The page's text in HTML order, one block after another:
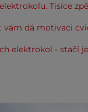
Tisíce
vám dá motivaci
elektrokol - stačí